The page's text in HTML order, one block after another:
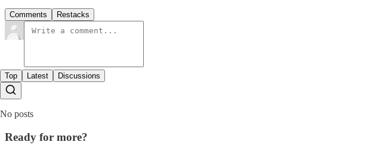
Comments Restacks
Top Latest Discussions
No posts
Ready for more?